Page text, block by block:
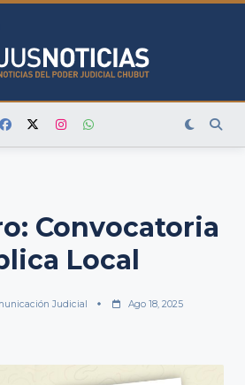
Convocatoria
Local
Judicial Ago 18, 2025